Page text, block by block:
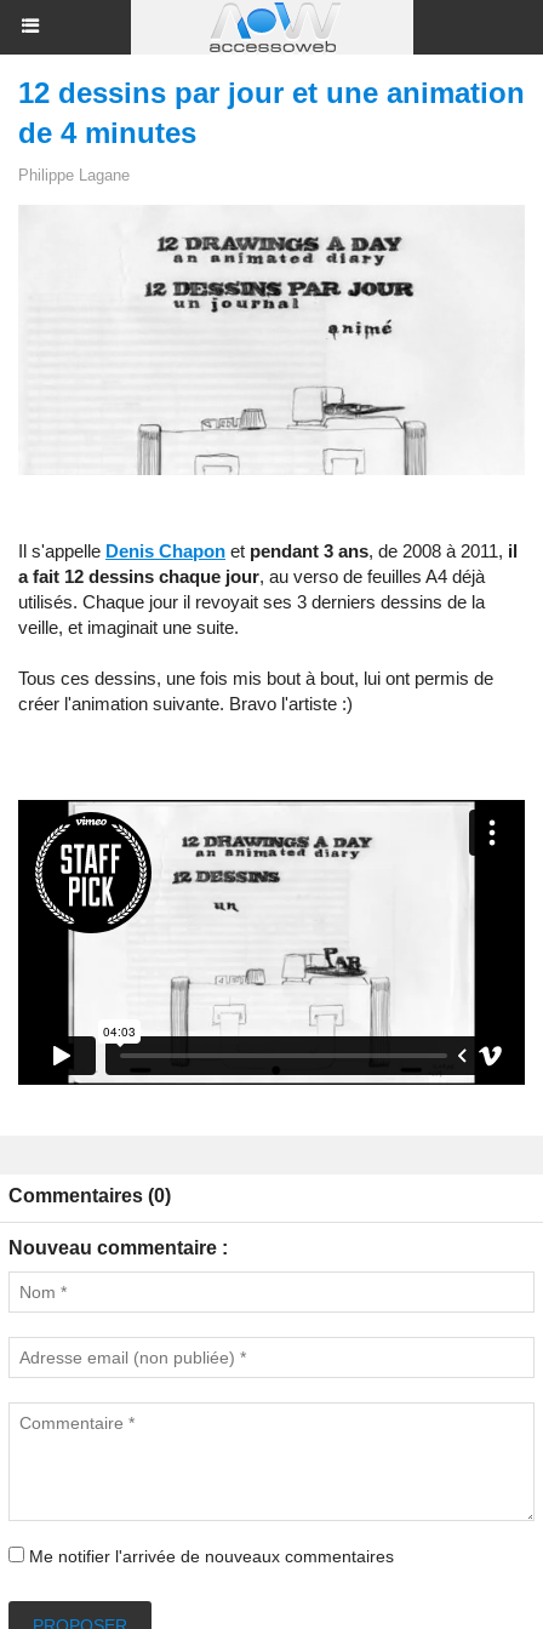
12 dessins par jour et une animation
de 4 minutes
Philippe Lagane
Il s'appelle Denis Chapon et pendant 3 ans, de 2008 à 2011, il
a fait 12 dessins chaque jour, au verso de feuilles A4 déjà
utilisés. Chaque jour il revoyait ses 3 derniers dessins de la
veille, et imaginait une suite.
Tous ces dessins, une fois mis bout à bout, lui ont permis de
créer l'animation suivante. Bravo l'artiste :)
Commentaires (0)
Nouveau commentaire :
Me notifier l'arrivée de nouveaux commentaires